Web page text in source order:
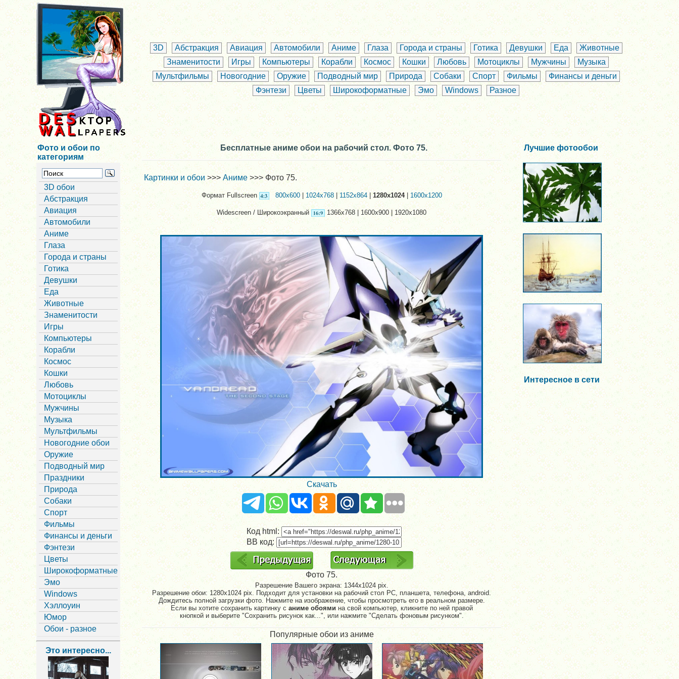
3D Абстракция Авиация Автомобили Аниме Глаза Города и страны Готика Девушки Еда
Животные
Знаменитости
Игры Компьютеры Корабли Космос Кошки Любовь Мотоциклы Мужчины
Музыка
Мультфильмы
Новогодние Оружие Подводный мир Природа Собаки Спорт Фильмы
Финансы и деньги
Фэнтези
Цветы Широкоформатные Эмо Windows Разное
Фото и обои по
категориям
3D обои
Абстракция
Авиация
Автомобили
Аниме
Глаза
Города и страны
Готика
Девушки
Еда
Животные
Знаменитости
Игры
Компьютеры
Корабли
Космос
Кошки
Любовь
Мотоциклы
Мужчины
Музыка
Мультфильмы
Новогодние обои
Оружие
Подводный мир
Праздники
Природа
Собаки
Спорт
Фильмы
Финансы и деньги
Фэнтези
Цветы
Широкоформатные
Эмо
Windows
Хэллоуин
Юмор
Обои - разное
Это интересно...
Бесплатные аниме обои на рабочий стол. Фото 75.
Картинки и обои>>>Аниме>>> Фото 75.
Формат Fullscreen 800x600|1024x768| 1152x864|1280x1024| 1600x1200
Widescreen / Широкоэкранный 1366x768 | 1600x900 | 1920x1080
Скачать
Код html:
BB код:
Фото 75.
Разрешение Вашего экрана: 1344x1024 pix.
Разрешение обои: 1280x1024 pix. Подходит для установки на рабочий стол PC, планшета, телефона, android.
Дождитесь полной загрузки фото. Нажмите на изображение, чтобы просмотреть его в реальном размере.
Если вы хотите сохранить картинку саниме обоямина свой компьютер, кликните по ней правой
кнопкой и выберите "Сохранить рисунок как...", или нажмите "Сделать фоновым рисунком".
Популярные обои из аниме
Лучшие фотообои
Интересное в сети